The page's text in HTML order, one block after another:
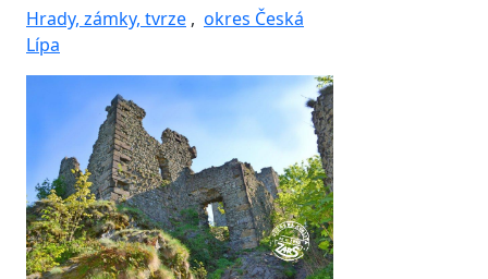
Hrady, zámky, tvrze , okres Česká
Lípa